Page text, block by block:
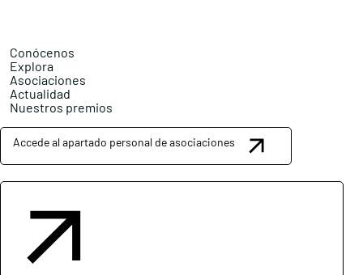
Conócenos
Explora
Asociaciones
Actualidad
Nuestros premios
Accede al apartado personal de asociaciones